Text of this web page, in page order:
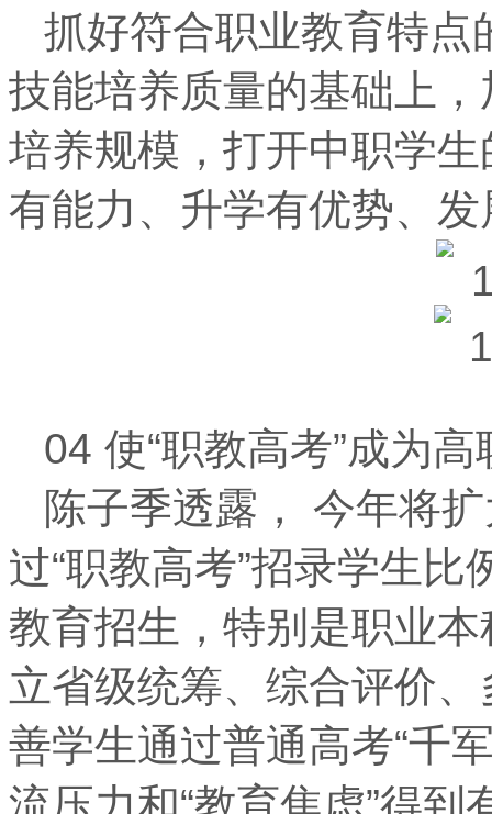
抓好符合职业教育特点
技能培养质量的基础上
培养规模，打开中职学
有能力、升学有优势、
04 使“职教高考”成为
陈子季透露， 今年将
过“职教高考”招录学生比
教育招生，特别是职业
立省级统筹、综合评价
善学生通过普通高考“千
流压力和“教育焦虑”得